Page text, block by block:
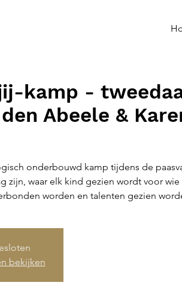
kamp -
Abeele &
onderbouwd kamp tijdens de
zijn, waar elk kind gezien wordt voor wie
worden en talenten gezien
bekijken